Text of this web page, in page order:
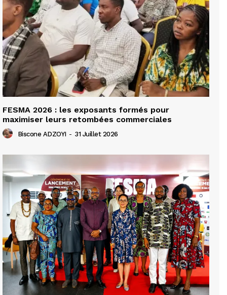
FESMA 2026 : les exposants formés pour
maximiser leurs retombées commerciales
Biscone ADZOYI - 31 Juillet 2026